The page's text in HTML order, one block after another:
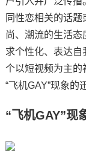
同性恋相关的话
尚、潮流的生活
求个性化、表达
个以短视频为主的
“飞机GAY”现象的
“飞机GAY”现